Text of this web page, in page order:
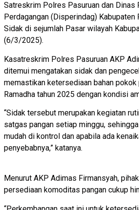
Satreskrim Polres Pasuruan dan Dinas
Perdagangan (Disperindag) Kabupaten
Sidak di sejumlah Pasar wilayah
(6/3/2025).
Kasatreskrim Polres Pasuruan AKP
ditemui mengatakan sidak dan
memastikan ketersediaan bahan pokok
Ramadha tahun 2025 dengan kondisi
“Sidak tersebut merupakan kegiatan
satgas pangan setiap minggu,
mudah di kontrol dan apabila ada
penyebabnya,” katanya.
Menurut AKP Adimas Firmansyah,
persediaan komoditas pangan cukup